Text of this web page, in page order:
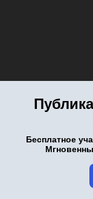
Бесплатное